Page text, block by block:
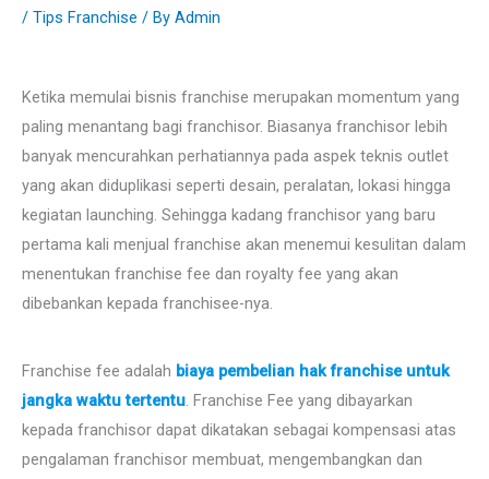
/ Tips Franchise / By Admin
Ketika memulai bisnis franchise merupakan momentum yang
paling menantang bagi franchisor. Biasanya franchisor lebih
banyak mencurahkan perhatiannya pada aspek teknis outlet
yang akan diduplikasi seperti desain, peralatan, lokasi hingga
kegiatan launching. Sehingga kadang franchisor yang baru
pertama kali menjual franchise akan menemui kesulitan dalam
menentukan franchise fee dan royalty fee yang akan
dibebankan kepada franchisee-nya.
Franchise fee adalah biaya pembelian hak franchise untuk
jangka waktu tertentu. Franchise Fee yang dibayarkan
kepada franchisor dapat dikatakan sebagai kompensasi atas
pengalaman franchisor membuat, mengembangkan dan